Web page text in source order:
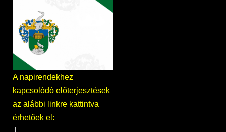
A napirendekhez
kapcsolódó előterjesztések
az alábbi linkre kattintva
érhetőek el: